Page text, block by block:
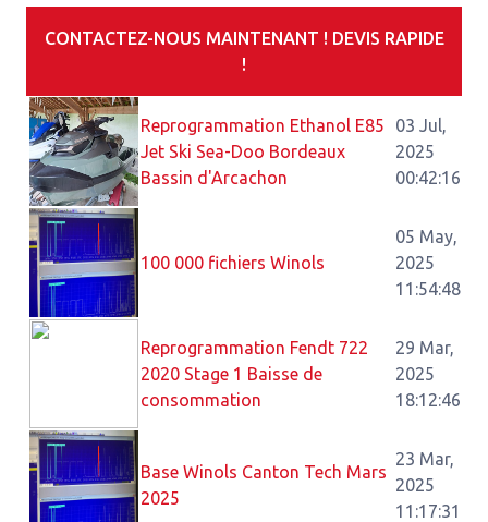
CONTACTEZ-NOUS MAINTENANT ! DEVIS RAPIDE
!
Reprogrammation Ethanol E85
Jet Ski Sea-Doo Bordeaux
Bassin d'Arcachon
03 Jul,
2025
00:42:16
100 000 fichiers Winols
05 May,
2025
11:54:48
Reprogrammation Fendt 722
2020 Stage 1 Baisse de
consommation
29 Mar,
2025
18:12:46
Base Winols Canton Tech Mars
2025
23 Mar,
2025
11:17:31